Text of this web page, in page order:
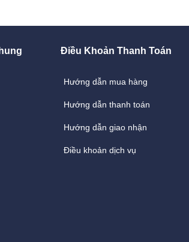
Điều Khoản Thanh Toán
Hướng dẫn mua hàng
Hướng dẫn thanh toán
Hướng dẫn giao nhận
Điều khoản dịch vụ